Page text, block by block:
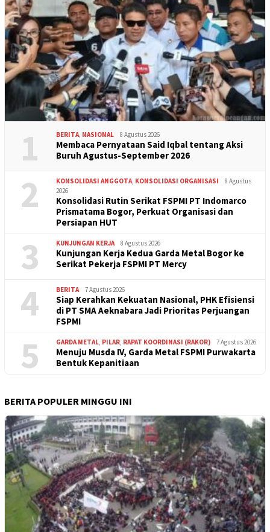
1 BERITA NASIONAL 8 Agustus 2026
Membaca Pernyataan Said Iqbal tentang Aksi
Buruh Agustus-September 2026
2 KONSOLIDASI ANGGOTA KONSOLIDASI ORGANISASI
8 Agustus
2026
Konsolidasi Rutin Serikat FSPMI PT Indomarco
Prismatama Bogor, Perkuat Organisasi dan
Persiapan HUT
3 KUNJUNGAN KERJA 8 Agustus 2026
Kunjungan Kerja Kedua Garda Metal Bogor ke
Serikat Pekerja FSPMI PT Mercy
4 BERITA 7 Agustus 2026
Siap Kerahkan Kekuatan Nasional, PHK Efisiensi
di PT SMA Aeknabara Jadi Prioritas Perjuangan
FSPMI
5 GARDA METAL PILAR RAPAT KOORDINASI (RAKOR) 7 Agustus 2026
Menuju Musda IV, Garda Metal FSPMI Purwakarta
Bentuk Kepanitiaan
BERITA POPULER MINGGU INI